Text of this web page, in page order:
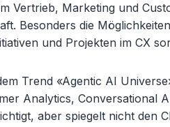
Vertrieb, Marketing und
Besonders die
und Projekten im CX
Trend «Agentic AI
Analytics, Conversational
aber spiegelt nicht den